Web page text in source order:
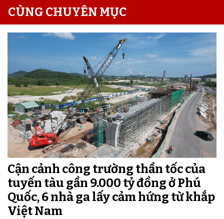
CÙNG CHUYÊN MỤC
Cận cảnh công trường thần tốc của
tuyến tàu gần 9.000 tỷ đồng ở Phú
Quốc, 6 nhà ga lấy cảm hứng từ khắp
Việt Nam